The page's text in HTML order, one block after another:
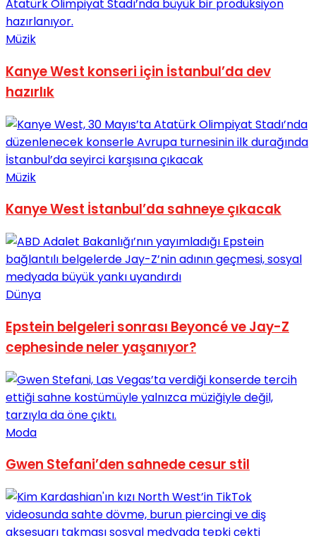
No Result
View All Result
Müzik
Kanye West konseri için İstanbul’da dev
hazırlık
Müzik
Kanye West İstanbul’da sahneye çıkacak
Dünya
Epstein belgeleri sonrası Beyoncé ve Jay-Z
cephesinde neler yaşanıyor?
Moda
Gwen Stefani’den sahnede cesur stil